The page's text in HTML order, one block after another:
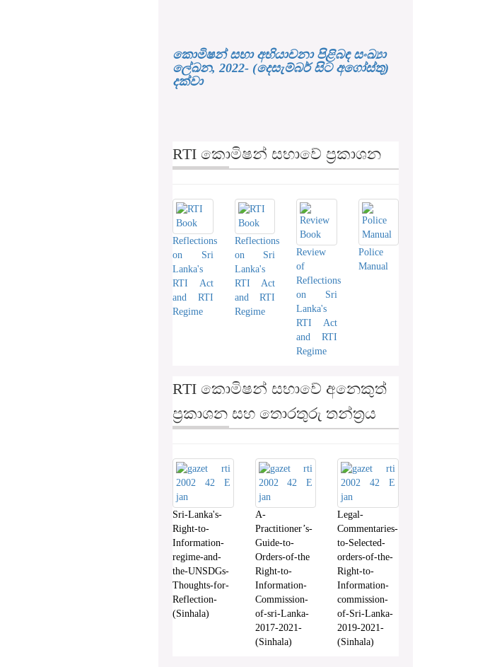
කොමිෂන් සභා අභියාචනා පිළිබඳ සංඛ්‍යා
ලේඛන, 2022- (දෙසැම්බර් සිට අගෝස්තු)
දක්වා
RTI කොමිෂන් සභාවේ ප්‍රකාශන
Reflections
on Sri
Lanka's
RTI Act
and RTI
Regime
Reflections
on Sri
Lanka's
RTI Act
and RTI
Regime
Review
of
Reflections
on Sri
Lanka's
RTI Act
and RTI
Regime
Police
Manual
RTI කොමිෂන් සභාවේ අනෙකුත්
ප්‍රකාශන සහ තොරතුරු තන්ත්‍රය
Sri-Lanka's-
Right-to-
Information-
regime-and-
the-UNSDGs-
Thoughts-for-
Reflection-
(Sinhala)
A-
Practitioner’s-
Guide-to-
Orders-of-the
Right-to-
Information-
Commission-
of-sri-Lanka-
2017-2021-
(Sinhala)
Legal-
Commentaries-
to-Selected-
orders-of-the-
Right-to-
Information-
commission-
of-Sri-Lanka-
2019-2021-
(Sinhala)